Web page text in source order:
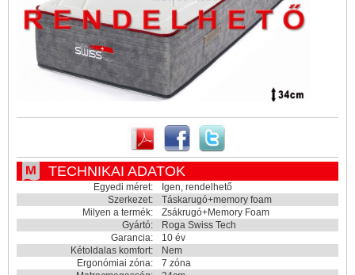
TECHNIKAI ADATOK
Egyedi méret:
Igen, rendelhető
Szerkezet:
Táskarugó+memory foam
Milyen a termék:
Zsákrugó+Memory Foam
Gyártó:
Roga Swiss Tech
Garancia:
10 év
Kétoldalas komfort:
Nem
Ergonómiai zóna:
7 zóna